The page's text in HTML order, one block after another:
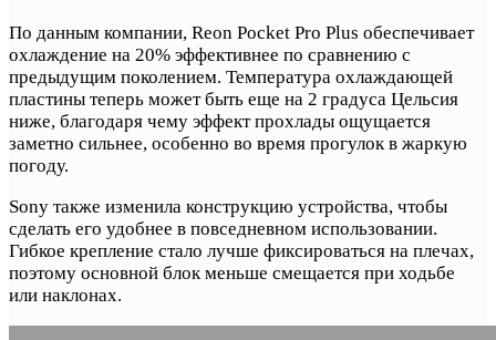
По данным компании, Reon Pocket Pro Plus обеспечивает
охлаждение на 20% эффективнее по сравнению с
предыдущим поколением. Температура охлаждающей
пластины теперь может быть еще на 2 градуса Цельсия
ниже, благодаря чему эффект прохлады ощущается
заметно сильнее, особенно во время прогулок в жаркую
погоду.
Sony также изменила конструкцию устройства, чтобы
сделать его удобнее в повседневном использовании.
Гибкое крепление стало лучше фиксироваться на плечах,
поэтому основной блок меньше смещается при ходьбе
или наклонах.